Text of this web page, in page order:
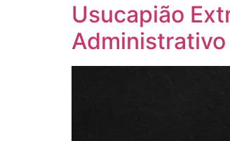
Usucapião
Administrativo